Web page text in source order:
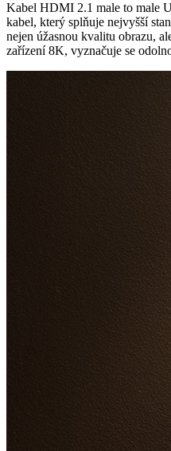
Kabel HDMI 2.1 male to male
kabel, který splňuje nejvyšší
nejen úžasnou kvalitu obrazu,
zařízení 8K, vyznačuje se